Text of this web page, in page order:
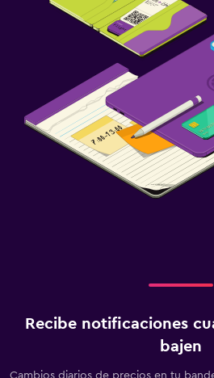
Recibe notificaciones
bajen
Cambios diarios de precios en tu